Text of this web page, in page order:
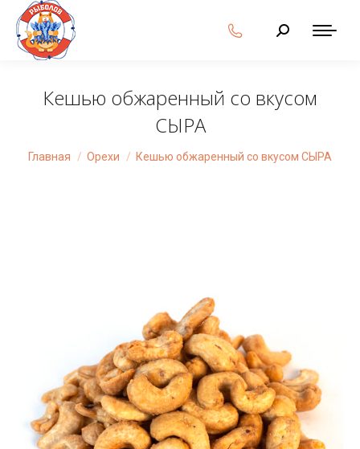
Поиск:
Кешью обжаренный со вкусом
СЫРА
Вы здесь:
Главная Орехи Кешью обжаренный со вкусом СЫРА